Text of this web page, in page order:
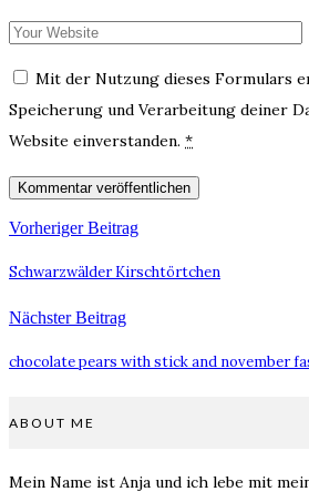
Mit der Nutzung dieses Formulars
Speicherung und Verarbeitung deiner
Website einverstanden. *
Vorheriger Beitrag
Schwarzwälder Kirschtörtchen
Nächster Beitrag
chocolate pears with stick and november
ABOUT ME
Mein Name ist Anja und ich lebe mit